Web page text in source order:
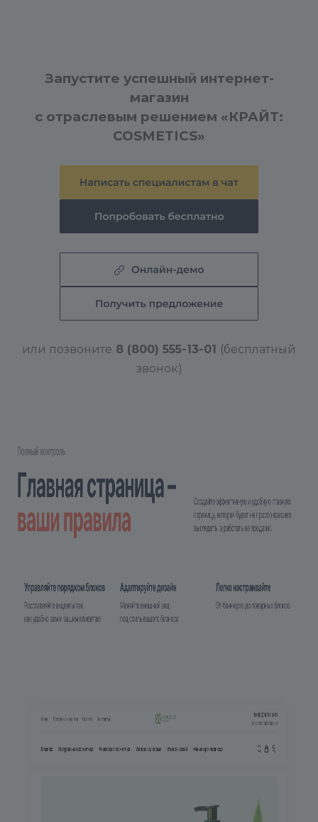
Запустите успешный интернет-
магазин
с отраслевым решением «КРАЙТ:
COSMETICS»
или позвоните 8 (800) 555-13-01 (бесплатный
звонок)